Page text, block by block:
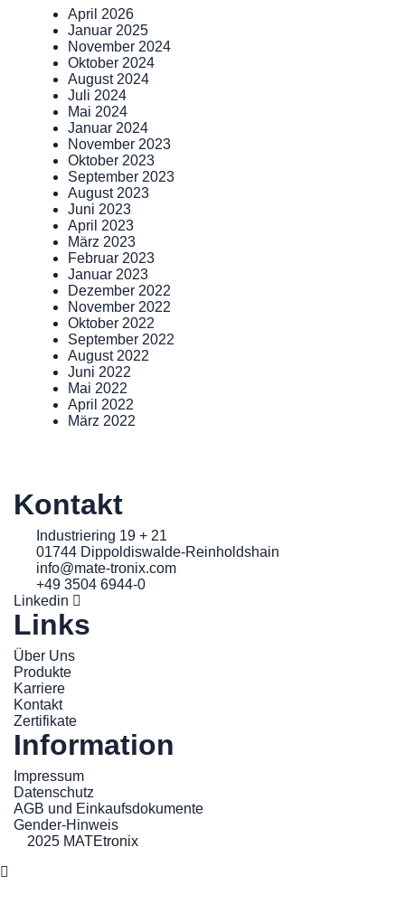
April 2026
Januar 2025
November 2024
Oktober 2024
August 2024
Juli 2024
Mai 2024
Januar 2024
November 2023
Oktober 2023
September 2023
August 2023
Juni 2023
April 2023
März 2023
Februar 2023
Januar 2023
Dezember 2022
November 2022
Oktober 2022
September 2022
August 2022
Juni 2022
Mai 2022
April 2022
März 2022
Kontakt
Industriering 19 + 21
01744 Dippoldiswalde-Reinholdshain
info@mate-tronix.com
+49 3504 6944-0
Linkedin
Links
Über Uns
Produkte
Karriere
Kontakt
Zertifikate
Information
Impressum
Datenschutz
AGB und Einkaufsdokumente
Gender-Hinweis
2025 MATEtronix